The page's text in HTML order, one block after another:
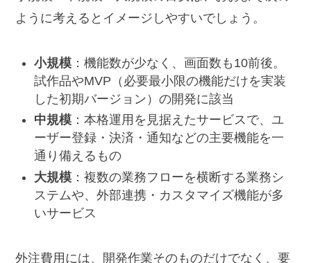
ように考えるとイメージしやすいでしょう。
小規模 ：機能数が少なく、画面数も10前後。
試作品やMVP（必要最小限の機能だけを実装
した初期バージョン）の開発に該当
中規模 ：本格運用を見据えたサービスで、ユ
ーザー登録・決済・通知などの主要機能を一
通り備えるもの
大規模 ：複数の業務フローを横断する業務シ
ステムや、外部連携・カスタマイズ機能が多
いサービス
外注費用には、開発作業そのものだけでなく、要